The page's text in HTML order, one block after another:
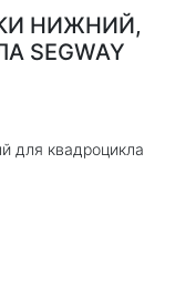
НИЖНИЙ,
SEGWAY
для квадроцикла